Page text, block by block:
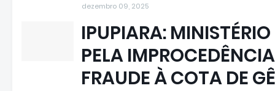
dezembro 09, 2025
IPUPIARA:
PELA
FRAUDE À COTA DE